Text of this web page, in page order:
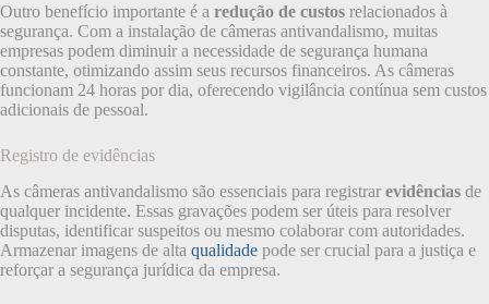
Outro benefício importante é a redução de custos relacionados à
segurança. Com a instalação de câmeras antivandalismo, muitas
empresas podem diminuir a necessidade de segurança humana
constante, otimizando assim seus recursos financeiros. As câmeras
funcionam 24 horas por dia, oferecendo vigilância contínua sem custos
adicionais de pessoal.
Registro de evidências
As câmeras antivandalismo são essenciais para registrar evidências de
qualquer incidente. Essas gravações podem ser úteis para resolver
disputas, identificar suspeitos ou mesmo colaborar com autoridades.
Armazenar imagens de alta qualidade pode ser crucial para a justiça e
reforçar a segurança jurídica da empresa.